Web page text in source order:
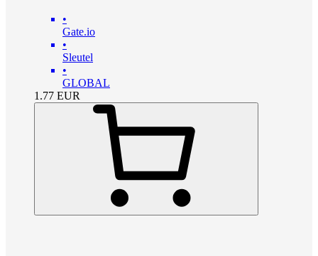
•
Gate.io
•
Sleutel
•
GLOBAL
1.77 EUR